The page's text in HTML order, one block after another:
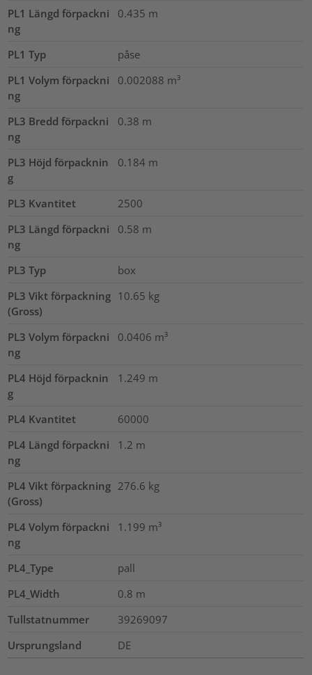
PL1 Längd förpackni
ng
0.435 m
PL1 Typ
påse
PL1 Volym förpackni
ng
0.002088 m³
PL3 Bredd förpackni
ng
0.38 m
PL3 Höjd förpacknin
g
0.184 m
PL3 Kvantitet
2500
PL3 Längd förpackni
ng
0.58 m
PL3 Typ
box
PL3 Vikt förpackning
(Gross)
10.65 kg
PL3 Volym förpackni
ng
0.0406 m³
PL4 Höjd förpacknin
g
1.249 m
PL4 Kvantitet
60000
PL4 Längd förpackni
ng
1.2 m
PL4 Vikt förpackning
(Gross)
276.6 kg
PL4 Volym förpackni
ng
1.199 m³
PL4_Type
pall
PL4_Width
0.8 m
Tullstatnummer
39269097
Ursprungsland
DE